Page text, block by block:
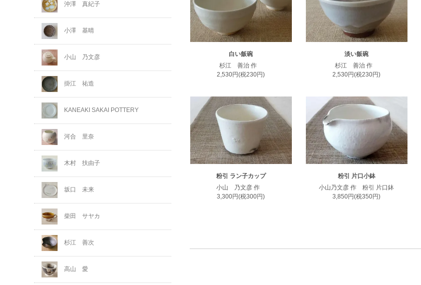
白い飯碗
杉江 善治 作
2,530円(税230円)
淡い飯碗
杉江 善治 作
2,530円(税230円)
粉引 ラン子カップ
小山 乃文彦 作
3,300円(税300円)
粉引 片口小鉢
小山乃文彦 作 粉引 片口鉢
3,850円(税350円)
沖澤 真紀子
小澤 基晴
小山 乃文彦
掛江 祐造
KANEAKI SAKAI POTTERY
河合 里奈
木村 扶由子
坂口 未来
柴田 サヤカ
杉江 善次
高山 愛